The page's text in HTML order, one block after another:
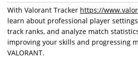
With Valorant Tracker https://
learn about professional player
track ranks, and analyze match
improving your skills and progressing
VALORANT.